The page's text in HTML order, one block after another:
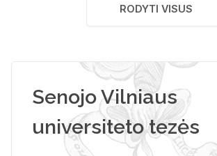
RODYTI VISUS
Senojo Vilniaus
universiteto tezės